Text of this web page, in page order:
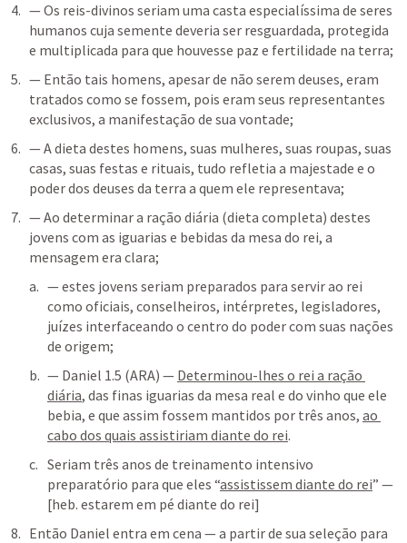
— Os reis-divinos seriam uma casta especialíssima de seres
humanos cuja semente deveria ser resguardada, protegida
e multiplicada para que houvesse paz e fertilidade na terra;
— Então tais homens, apesar de não serem deuses, eram
tratados como se fossem, pois eram seus representantes
exclusivos, a manifestação de sua vontade;
— A dieta destes homens, suas mulheres, suas roupas, suas
casas, suas festas e rituais, tudo refletia a majestade e o
poder dos deuses da terra a quem ele representava;
— Ao determinar a ração diária (dieta completa) destes
jovens com as iguarias e bebidas da mesa do rei, a
mensagem era clara;
— estes jovens seriam preparados para servir ao rei
como oficiais, conselheiros, intérpretes, legisladores,
juízes interfaceando o centro do poder com suas nações
de origem;
— Daniel 1.5 (ARA) — Determinou-lhes o rei a ração
diária, das finas iguarias da mesa real e do vinho que ele
bebia, e que assim fossem mantidos por três anos, ao
cabo dos quais assistiriam diante do rei.
Seriam três anos de treinamento intensivo
preparatório para que eles “assistissem diante do rei” —
[heb. estarem em pé diante do rei]
Então Daniel entra em cena — a partir de sua seleção para